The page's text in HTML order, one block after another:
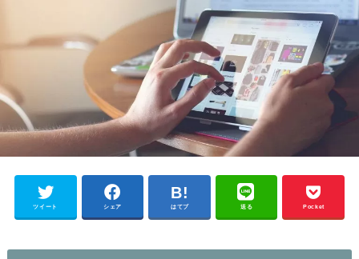
ツイート シェア はてブ 送る Pocket